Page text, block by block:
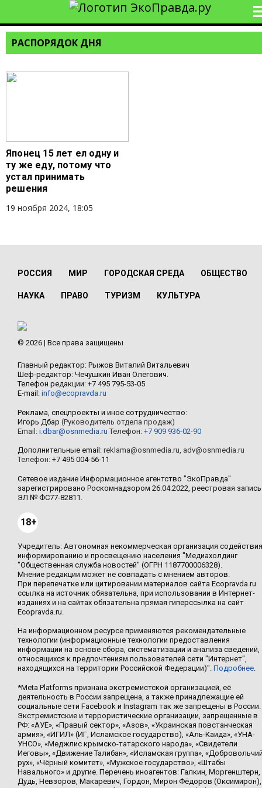
РАСПОРЯДОК ДНЯ
Японец 15 лет ел одну и
ту же еду, потому что
устал принимать
решения
19 ноября 2024, 18:05
РОССИЯ МИР ГОРОДСКАЯ СРЕДА ОБЩЕСТВО
НАУКА ПРАВО ТУРИЗМ КУЛЬТУРА
© 2026 | Все права защищены
Главный редактор: Рыжов Виталий Витальевич
Шеф-редактор: Чечушкин Иван Олегович.
Телефон редакции: +7 495 795-53-05
E-mail: info@ecopravda.ru
Реклама, спецпроекты и иное сотрудничество:
Игорь Дбар (Руководитель отдела продаж)
Email: i.dbar@osnmedia.ru Телефон: +7 909 936-02-90
Дополнительные email: reklama@osnmedia.ru, adv@osnmedia.ru
Телефон: +7 495 004-56-11
Сетевое издание Информационное агентство "ЭкоПравда"
зарегистрировано Роскомнадзором 26.04.2022, реестровая запись
ЭЛ № ФС77-82811.
18+
Учредитель: Автономная некоммерческая организация содействия
информированию и просвещению населения "Медиахолдинг
"Общественная служба новостей" (ОГРН 1187700006328).
Мнение редакции может не совпадать с мнением авторов.
При перепечатке или цитировании материалов сайта Ecopravda.ru
ссылка на источник обязательна, при использовании в Интернет-
изданиях и на сайтах обязательна прямая гиперссылка на сайт
Ecopravda.ru.
На информационном ресурсе применяются рекомендательные
технологии (информационные технологии предоставления
информации на основе сбора, систематизации и анализа сведений,
относящихся к предпочтениям пользователей сети "Интернет",
находящихся на территории Российской Федерации)". Подробнее.
*Meta Platforms признана экстремистской организацией, её
деятельность в России запрещена, а также принадлежащие ей
социальные сети Facebook и Instagram так же запрещены в России.
Экстремистские и террористические организации, запрещенные в
РФ: «АУЕ», «Правый сектор», «Азов», «Украинская повстанческая
армия», «ИГИЛ» (ИГ, Исламское государство), «Аль-Каида», «УНА-
УНСО», «Меджлис крымско-татарского народа», «Свидетели
Иеговы», «Движение Талибан», «Исламская группа»,
рух», «Чёрный комитет», «Мужское государство», «Штабы
Навального» и другие. Перечень иноагентов: Галкин, Моргенштерн,
Дудь, Невзоров, Макаревич, Гордон, Мирон Фёдоров (Оксимирон),